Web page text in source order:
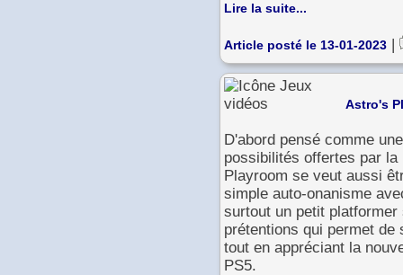
Lire la suite...
Article posté le 13-01-2023 |
Astro's
D'abord pensé comme
possibilités offertes par la
Playroom se veut aussi
simple auto-onanisme
surtout un petit
prétentions qui permet de
tout en appréciant la
PS5.